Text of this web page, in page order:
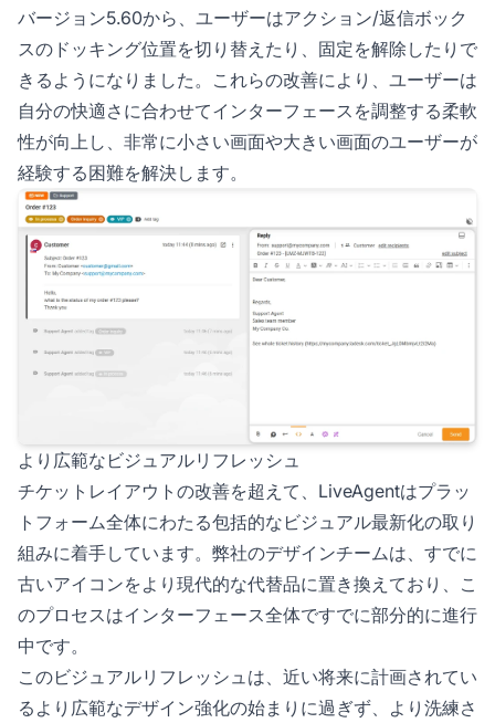
バージョン5.60から、ユーザーはアクション/返信ボック
スのドッキング位置を切り替えたり、固定を解除したりで
きるようになりました。これらの改善により、ユーザーは
自分の快適さに合わせてインターフェースを調整する柔軟
性が向上し、非常に小さい画面や大きい画面のユーザーが
経験する困難を解決します。
より広範なビジュアルリフレッシュ
チケットレイアウトの改善を超えて、LiveAgentはプラッ
トフォーム全体にわたる包括的なビジュアル最新化の取り
組みに着手しています。弊社のデザインチームは、すでに
古いアイコンをより現代的な代替品に置き換えており、こ
のプロセスはインターフェース全体ですでに部分的に進行
中です。
このビジュアルリフレッシュは、近い将来に計画されてい
るより広範なデザイン強化の始まりに過ぎず、より洗練さ